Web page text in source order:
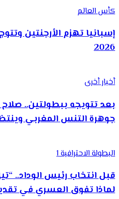
كأس العالم
إسبانيا تهزم الأرجنتين
2026
أخبار أخرى
بعد تتويجه ببطولتين..
جوهرة التنس المغربي
البطولة الاحترافية 1
قبل انتخاب رئيس الوداد..
لماذا تفوق العسري في